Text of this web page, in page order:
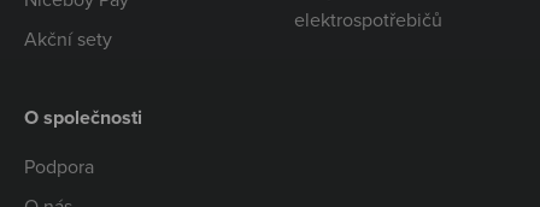
Akční sety
elektrospotřebičů
O společnosti
Podpora